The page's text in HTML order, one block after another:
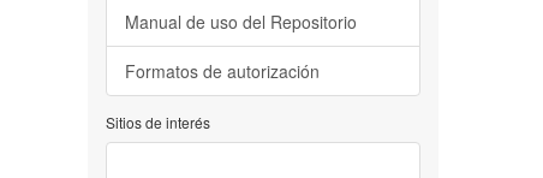
Manual de uso del Repositorio
Formatos de autorización
Sitios de interés